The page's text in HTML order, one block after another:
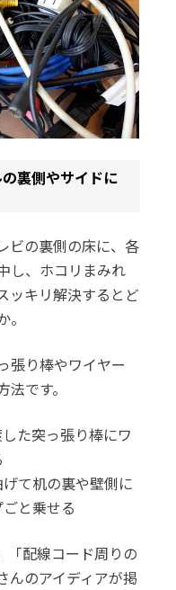
裏側やサイドに
ビの裏側の床に、各
し、ホコリまみれ
ッキリ解決するとど
張り棒やワイヤー
です。
た突っ張り棒にワ
て机の裏や壁側に
と乗せる
「配線コード周りの
んのアイディアが掲